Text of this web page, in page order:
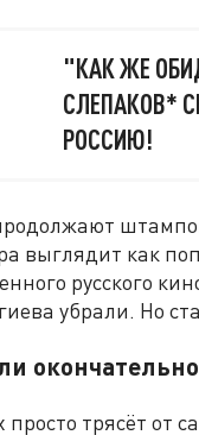
"КАК ЖЕ
СЛЕПАКОВ*
РОССИЮ!
выглядит как
русского
убрали. Но
просто трясёт от